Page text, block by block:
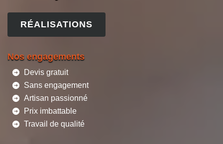
RÉALISATIONS
Nos engagements
Devis gratuit
Sans engagement
Artisan passionné
Prix imbattable
Travail de qualité